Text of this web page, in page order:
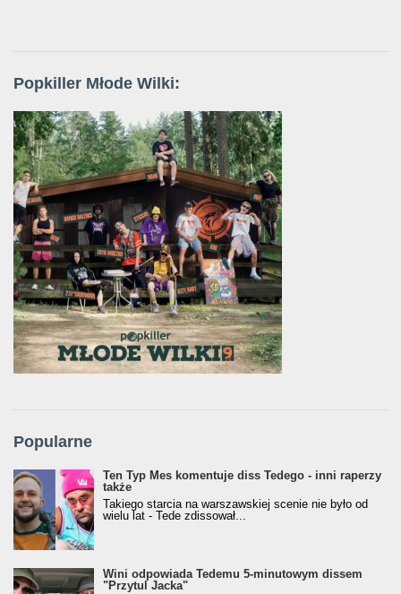
Popkiller Młode Wilki:
Popularne
Ten Typ Mes komentuje diss Tedego - inni raperzy
także
Takiego starcia na warszawskiej scenie nie było od
wielu lat - Tede zdissował...
Wini odpowiada Tedemu 5-minutowym dissem
"Przytul Jacka"